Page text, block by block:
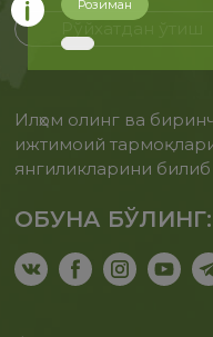
Илҳом олинг ва
ижтимоий
янгиликларини билиб
ОБУНА БЎЛИНГ:
Розиман